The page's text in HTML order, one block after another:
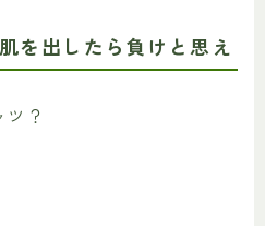
を出したら負けと思え
？